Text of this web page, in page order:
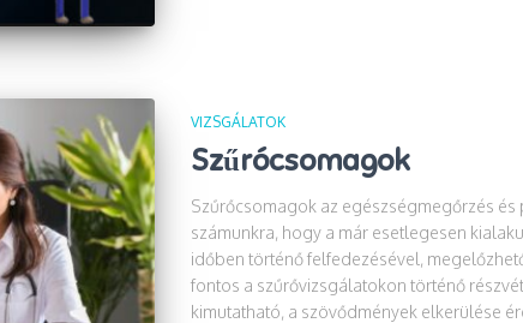
VIZSGÁLATOK
Szűrócsomagok
Szűrőcsomagok az egészségmegőrzés
számunkra, hogy a már esetlegesen
időben történő felfedezésével,
fontos a szűrővizsgálatokon történő
kimutatható, a szövődmények elkerülése